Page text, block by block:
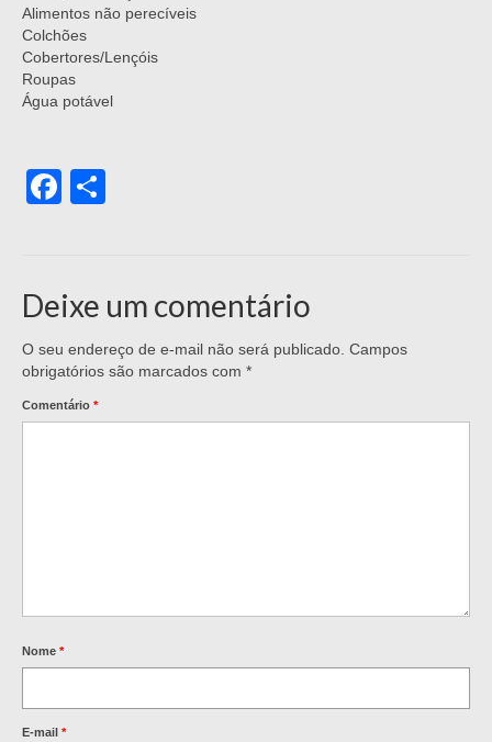
Alimentos não perecíveis
Colchões
Cobertores/Lençóis
Roupas
Água potável
Facebook
Deixe um comentário
O seu endereço de e-mail não será publicado. Campos
obrigatórios são marcados com *
Comentário *
Nome *
E-mail *